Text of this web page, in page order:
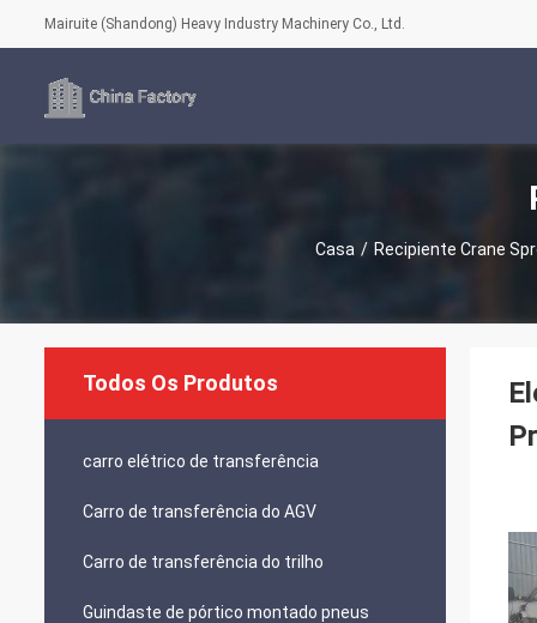
Mairuite (Shandong) Heavy Industry Machinery Co., Ltd.
Casa / Recipiente Crane
Todos Os Produtos
carro elétrico de transferência
Carro de transferência do AGV
Carro de transferência do trilho
Guindaste de pórtico montado pneus